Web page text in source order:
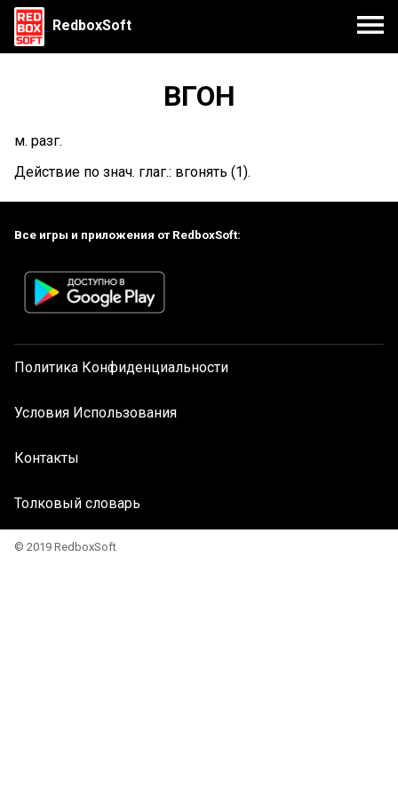
RedboxSoft
ВГОН
м. разг.
Действие по знач. глаг.: вгонять (1).
Все игры и приложения от RedboxSoft:
Политика Конфиденциальности
Условия Использования
Контакты
Толковый словарь
© 2019 RedboxSoft